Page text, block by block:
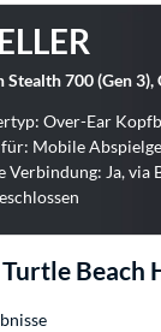
Stealth 700 (Gen 3),
Over-Ear
Verbindung: Ja, via
Beach